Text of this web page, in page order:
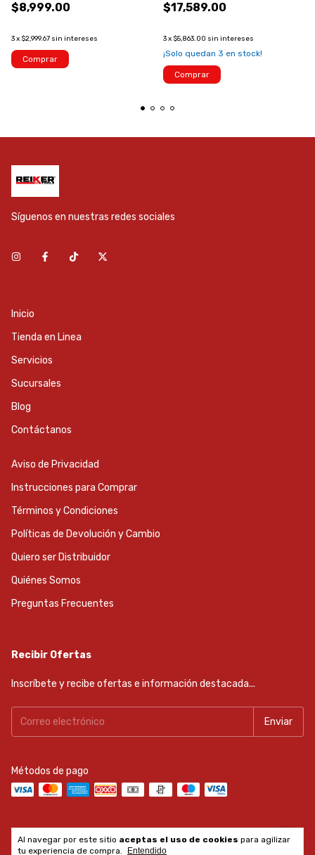
Al navegar por este sitio aceptas el uso de cookies para agilizar
tu experiencia de compra.
Entendido
$8,999.00
3x $2,999.67 sin intereses
Comprar
$17,589.00
3x $5,863.00 sin intereses
¡Solo quedan 3 en stock!
Comprar
Síguenos en nuestras redes sociales
Inicio
Tienda en Linea
Servicios
Sucursales
Blog
Contáctanos
Aviso de Privacidad
Instrucciones para Comprar
Términos y Condiciones
Políticas de Devolución y Cambio
Quiero ser Distribuidor
Quiénes Somos
Preguntas Frecuentes
Recibir Ofertas
Inscríbete y recibe ofertas e información destacada...
Métodos de pago
Copyright Reiker Tools - 2026. Todos los derechos reservados.